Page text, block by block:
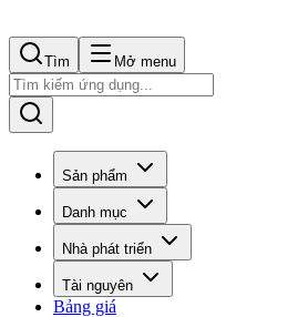
Tìm Mở menu
Sản phẩm
Danh mục
Nhà phát triển
Tài nguyên
Bảng giá